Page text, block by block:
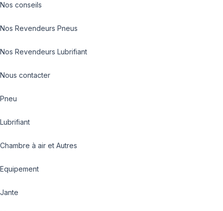
Nos conseils
Nos Revendeurs Pneus
Nos Revendeurs Lubrifiant
Nous contacter
Pneu
Lubrifiant
Chambre à air et Autres
Equipement
Jante